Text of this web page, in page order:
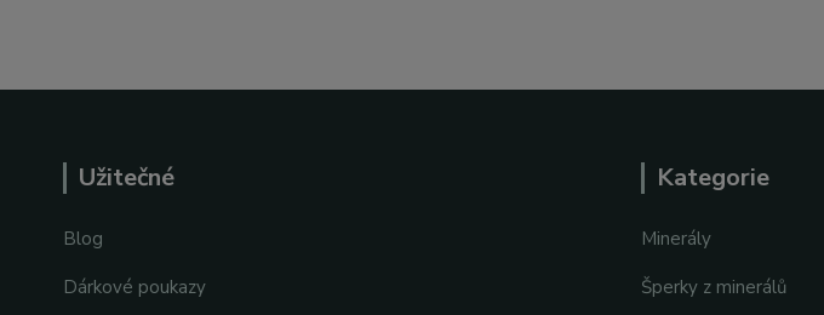
Užitečné
Blog
Dárkové poukazy
Kategorie
Minerály
Šperky z minerálů